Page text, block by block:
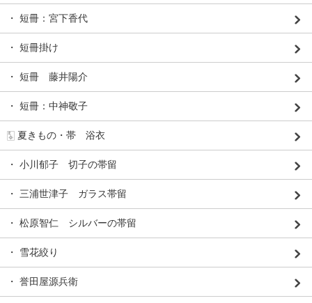
・ 短冊：宮下香代
・ 短冊掛け
・ 短冊 藤井陽介
・ 短冊：中神敬子
🀧 夏きもの・帯 浴衣
・ 小川郁子 切子の帯留
・ 三浦世津子 ガラス帯留
・ 松原智仁 シルバーの帯留
・ 雪花絞り
・ 誉田屋源兵衛